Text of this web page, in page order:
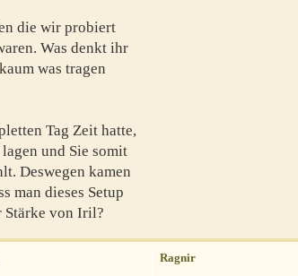
die wir probiert
Was denkt ihr
was tragen
Tag Zeit hatte,
und Sie somit
Deswegen kamen
man dieses Setup
Stärke von Iril?
Ragnir